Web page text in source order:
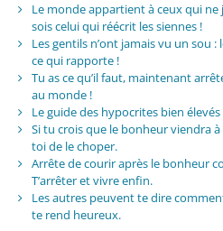
Le monde appartient à ceux qui ne
sois celui qui réécrit les siennes !
Les gentils n’ont jamais vu un sou
ce qui rapporte !
Tu as ce qu’il faut, maintenant
au monde !
Le guide des hypocrites bien élevés
Si tu crois que le bonheur viendra
toi de le choper.
Arrête de courir après le bonheur
T’arrêter et vivre enfin.
Les autres peuvent te dire
te rend heureux.